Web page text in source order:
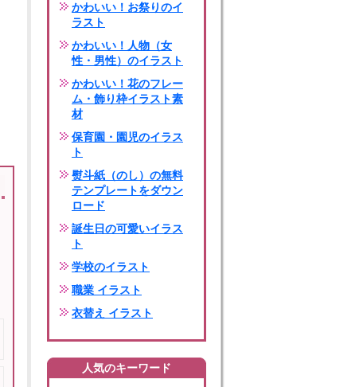
かわいい！お祭りのイ
ラスト
かわいい！人物（女
性・男性）のイラスト
かわいい！花のフレー
ム・飾り枠イラスト素
材
保育園・園児のイラス
ト
熨斗紙（のし）の無料
テンプレートをダウン
ロード
誕生日の可愛いイラス
ト
学校のイラスト
職業 イラスト
衣替え イラスト
人気のキーワード